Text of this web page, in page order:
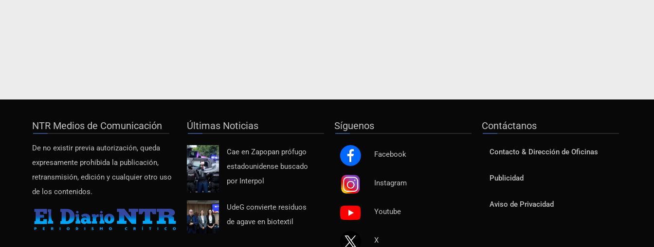
NTR Medios de Comunicación
De no existir previa autorización, queda
expresamente prohibida la publicación,
retransmisión, edición y cualquier otro uso
de los contenidos.
Últimas Noticias
Cae en Zapopan prófugo
estadounidense buscado
por Interpol
UdeG convierte residuos
de agave en biotextil
Síguenos
Facebook
Instagram
Youtube
X
Contáctanos
Contacto & Dirección de Oficinas
Publicidad
Aviso de Privacidad